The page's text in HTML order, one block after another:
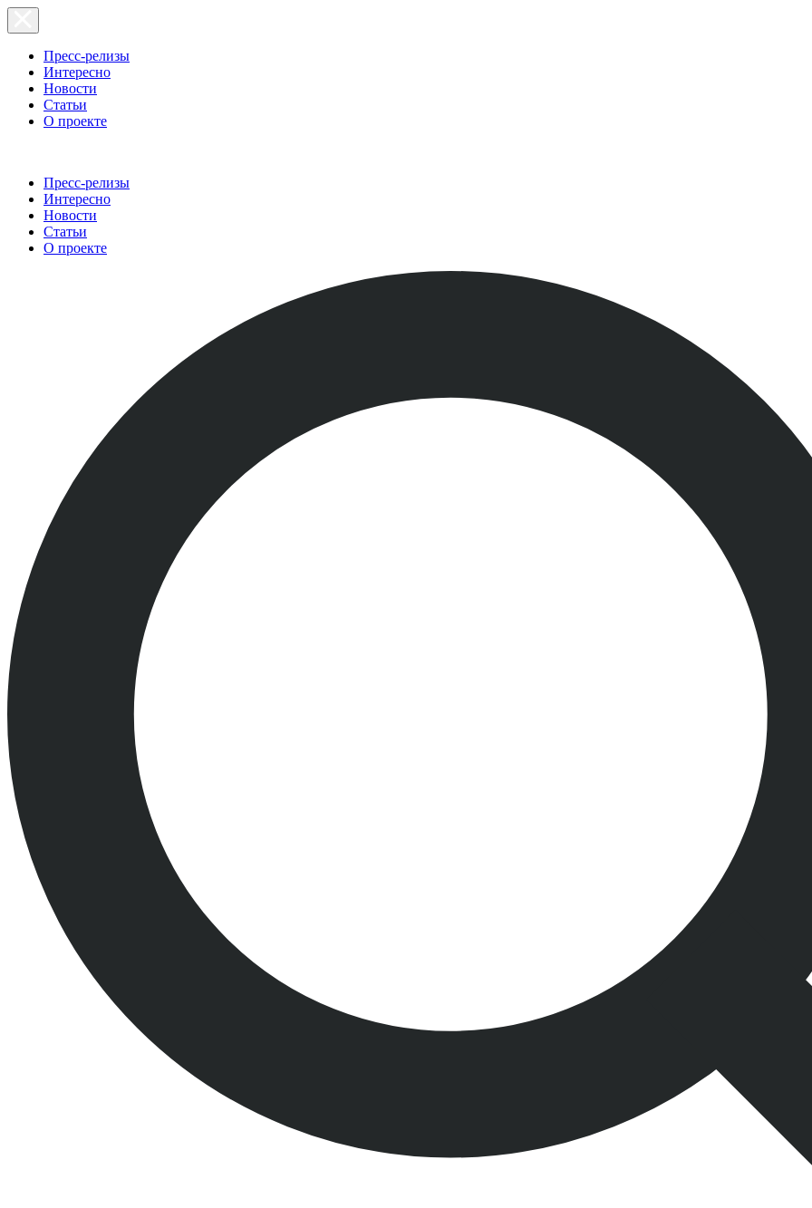
Пресс-релизы
Интересно
Новости
Статьи
О проекте
Пресс-релизы
Интересно
Новости
Статьи
О проекте